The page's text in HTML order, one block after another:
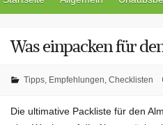
Was einpacken für
Tipps, Empfehlungen, Checklisten
Die ultimative Packliste für den